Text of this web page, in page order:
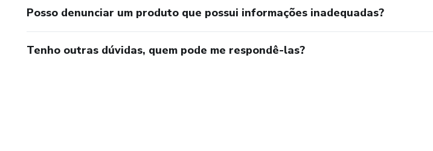
Posso denunciar um produto que possui informações inadequadas?
Tenho outras dúvidas, quem pode me respondê-las?